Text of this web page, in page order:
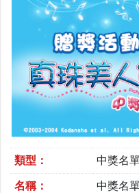
類型： 中獎名
名稱：
中獎名